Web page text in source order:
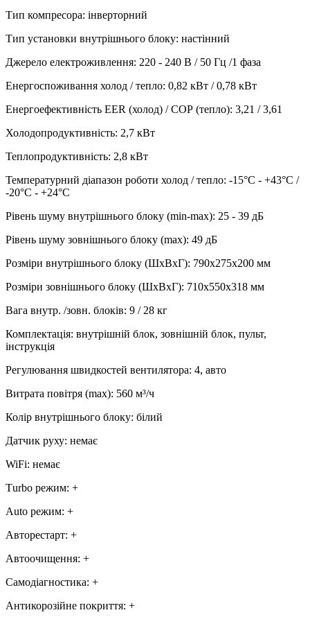
Тип компресора: інверторний
Тип установки внутрішнього блоку: настінний
Джерело електроживлення: 220 - 240 В / 50 Гц /1 фаза
Енергоспоживання холод / тепло: 0,82 кВт / 0,78 кВт
Енергоефективність EER (холод) / СОР (тепло): 3,21 / 3,61
Холодопродуктивність: 2,7 кВт
Теплопродуктивність: 2,8 кВт
Температурний діапазон роботи холод / тепло: -15°С - +43°С /
-20°С - +24°С
Рівень шуму внутрішнього блоку (min-max): 25 - 39 дБ
Рівень шуму зовнішнього блоку (max): 49 дБ
Розміри внутрішнього блоку (ШхВхГ): 790x275x200 мм
Розміри зовнішнього блоку (ШхВхГ): 710x550x318 мм
Вага внутр. /зовн. блоків: 9 / 28 кг
Комплектація: внутрішній блок, зовнішній блок, пульт,
інструкція
Регулювання швидкостей вентилятора: 4, авто
Витрата повітря (max): 560 м³/ч
Колір внутрішнього блоку: білий
Датчик руху: немає
WiFi: немає
Тurbo режим: +
Аuto режим: +
Авторестарт: +
Автоочищення: +
Самодіагностика: +
Антикорозійне покриття: +